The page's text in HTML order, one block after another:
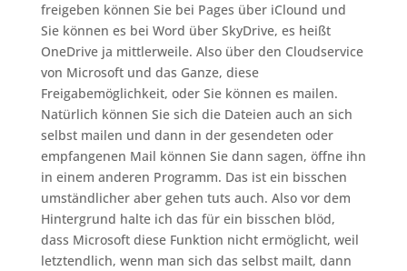
freigeben können Sie bei Pages über iClound und
Sie können es bei Word über SkyDrive, es heißt
OneDrive ja mittlerweile. Also über den Cloudservice
von Microsoft und das Ganze, diese
Freigabemöglichkeit, oder Sie können es mailen.
Natürlich können Sie sich die Dateien auch an sich
selbst mailen und dann in der gesendeten oder
empfangenen Mail können Sie dann sagen, öffne ihn
in einem anderen Programm. Das ist ein bisschen
umständlicher aber gehen tuts auch. Also vor dem
Hintergrund halte ich das für ein bisschen blöd,
dass Microsoft diese Funktion nicht ermöglicht, weil
letztendlich, wenn man sich das selbst mailt, dann